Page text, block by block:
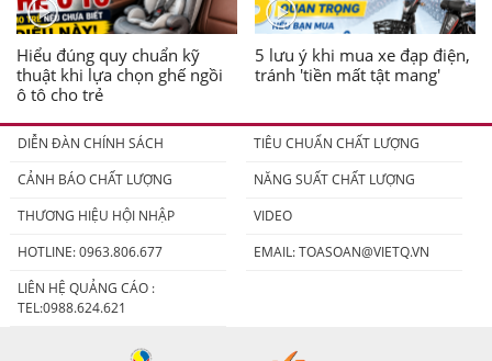
Hiểu đúng quy chuẩn kỹ
thuật khi lựa chọn ghế ngồi
ô tô cho trẻ
5 lưu ý khi mua xe đạp điện,
tránh 'tiền mất tật mang'
DIỄN ĐÀN CHÍNH SÁCH
TIÊU CHUẨN CHẤT LƯỢNG
CẢNH BÁO CHẤT LƯỢNG
NĂNG SUẤT CHẤT LƯỢNG
THƯƠNG HIỆU HỘI NHẬP
VIDEO
HOTLINE: 0963.806.677
EMAIL:TOASOAN@VIETQ.VN
LIÊN HỆ QUẢNG CÁO :
TEL:0988.624.621